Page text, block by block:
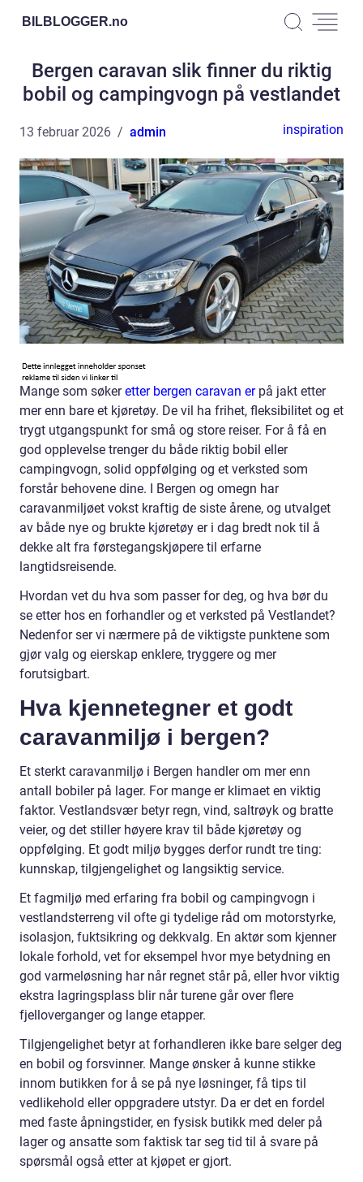
BILBLOGGER.no
Bergen caravan slik finner du riktig
bobil og campingvogn på vestlandet
13 februar 2026 admin inspiration
Mange som søkeretter bergen caravan erpå jakt etter
mer enn bare et kjøretøy. De vil ha frihet, fleksibilitet og et
trygt utgangspunkt for små og store reiser. For å få en
god opplevelse trenger du både riktig bobil eller
campingvogn, solid oppfølging og et verksted som
forstår behovene dine. I Bergen og omegn har
caravanmiljøet vokst kraftig de siste årene, og utvalget
av både nye og brukte kjøretøy er i dag bredt nok til å
dekke alt fra førstegangskjøpere til erfarne
langtidsreisende.
Hvordan vet du hva som passer for deg, og hva bør du
se etter hos en forhandler og et verksted på Vestlandet?
Nedenfor ser vi nærmere på de viktigste punktene som
gjør valg og eierskap enklere, tryggere og mer
forutsigbart.
Hva kjennetegner et godt
caravanmiljø i bergen?
Et sterkt caravanmiljø i Bergen handler om mer enn
antall bobiler på lager. For mange er klimaet en viktig
faktor. Vestlandsvær betyr regn, vind, saltrøyk og bratte
veier, og det stiller høyere krav til både kjøretøy og
oppfølging. Et godt miljø bygges derfor rundt tre ting:
kunnskap, tilgjengelighet og langsiktig service.
Et fagmiljø med erfaring fra bobil og campingvogn i
vestlandsterreng vil ofte gi tydelige råd om motorstyrke,
isolasjon, fuktsikring og dekkvalg. En aktør som kjenner
lokale forhold, vet for eksempel hvor mye betydning en
god varmeløsning har når regnet står på, eller hvor viktig
ekstra lagringsplass blir når turene går over flere
fjelloverganger og lange etapper.
Tilgjengelighet betyr at forhandleren ikke bare selger deg
en bobil og forsvinner. Mange ønsker å kunne stikke
innom butikken for å se på nye løsninger, få tips til
vedlikehold eller oppgradere utstyr. Da er det en fordel
med faste åpningstider, en fysisk butikk med deler på
lager og ansatte som faktisk tar seg tid til å svare på
spørsmål også etter at kjøpet er gjort.